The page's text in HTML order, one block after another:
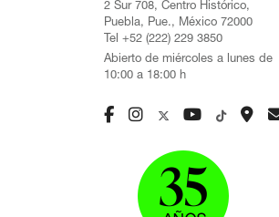
2 Sur 708, Centro Histórico,
Puebla, Pue., México 72000
Tel +52 (222) 229 3850
Abierto de miércoles a lunes de
10:00 a 18:00 h